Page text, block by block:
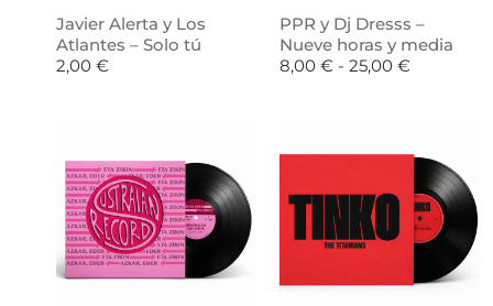
Javier Alerta y Los
Atlantes – Solo tú
2,00 €
PPR y Dj Dresss –
Nueve horas y media
8,00 € - 25,00 €